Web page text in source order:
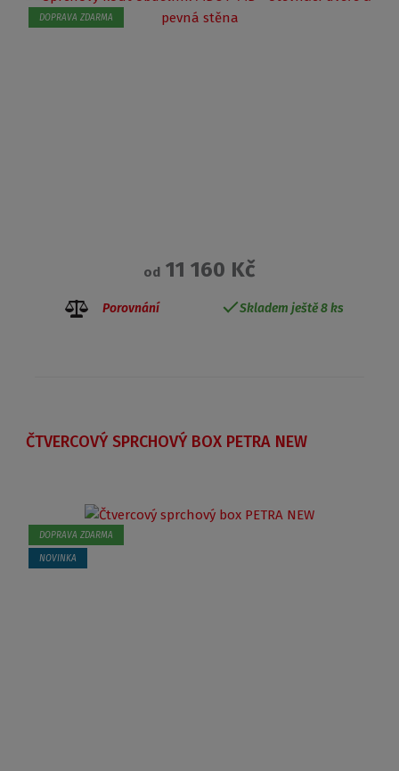
DOPRAVA ZDARMA
od 11 160 Kč
Porovnání Skladem ještě 8 ks
ČTVERCOVÝ SPRCHOVÝ BOX PETRA NEW
DOPRAVA ZDARMA
NOVINKA